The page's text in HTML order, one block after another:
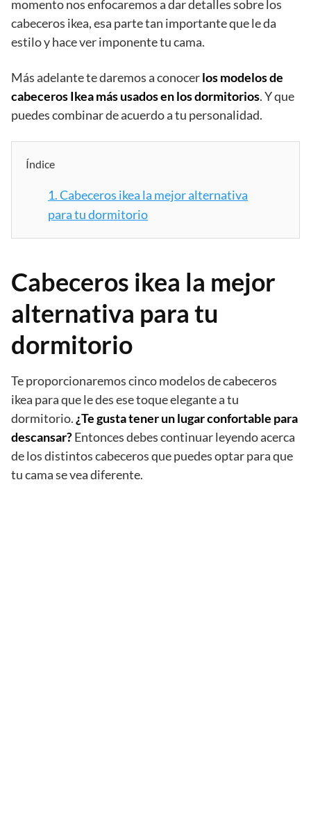
momento nos enfocaremos a dar detalles sobre los
cabeceros ikea, esa parte tan importante que le da
estilo y hace ver imponente tu cama.
Más adelante te daremos a conocerlos modelos de
cabeceros Ikea más usados en los dormitorios. Y que
puedes combinar de acuerdo a tu personalidad.
Índice
1.Cabeceros ikea la mejor alternativa
para tu dormitorio
Cabeceros ikea la mejor
alternativa para tu
dormitorio
Te proporcionaremos cinco modelos de cabeceros
ikea para que le des ese toque elegante a tu
dormitorio. ¿Te gusta tener un lugar confortable para
descansar?Entonces debes continuar leyendo acerca
de los distintos cabeceros que puedes optar para que
tu cama se vea diferente.